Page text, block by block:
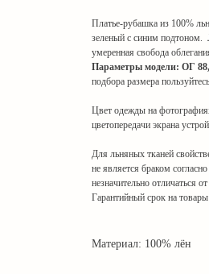
Платье-рубашка из 100%
зеленый с синим подтоном.
умеренная свобода
Параметры модели: ОГ 88,
подбора размера
Цвет одежды на
цветопередачи экрана
Для льняных тканей
не является браком
незначительно отличаться
Гарантийный срок на
Материал: 100% лён